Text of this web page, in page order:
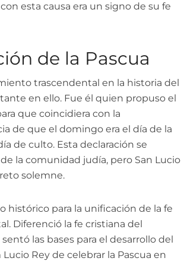
esta causa era un signo de su fe
de la Pascua
trascendental en la historia del
en ello. Fue él quien propuso el
que coincidiera con la
de que el domingo era el día de la
de culto. Esta declaración se
la comunidad judía, pero San Lucio
solemne.
histórico para la unificación de la fe
Diferenció la fe cristiana del
las bases para el desarrollo del
Rey de celebrar la Pascua en